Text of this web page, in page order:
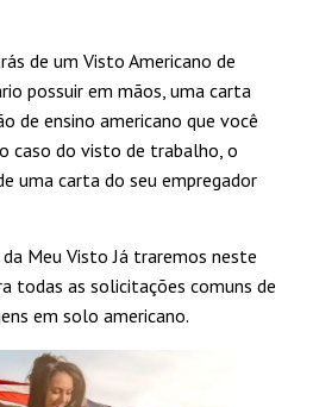
de um Visto Americano de
possuir em mãos, uma carta
de ensino americano que você
caso do visto de trabalho, o
uma carta do seu empregador
Meu Visto Já traremos neste
todas as solicitações comuns de
em solo americano.